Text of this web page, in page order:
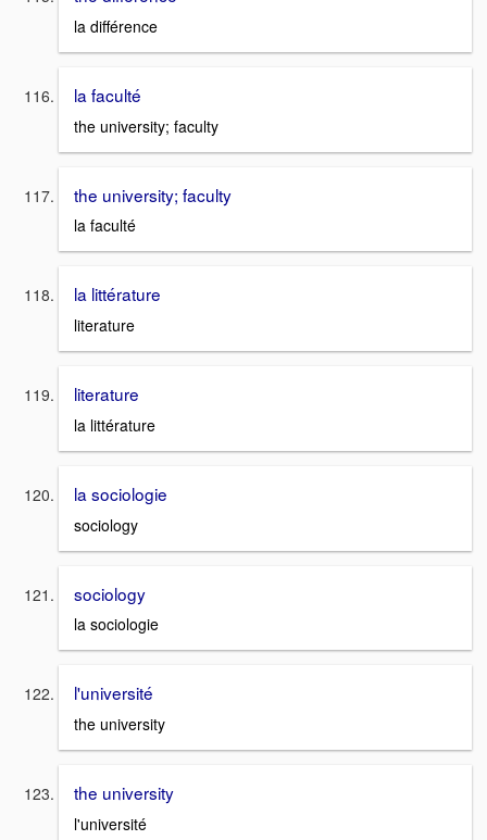
la différence
la faculté
the university; faculty
the university; faculty
la faculté
la littérature
literature
literature
la littérature
la sociologie
sociology
sociology
la sociologie
l'université
the university
the university
l'université